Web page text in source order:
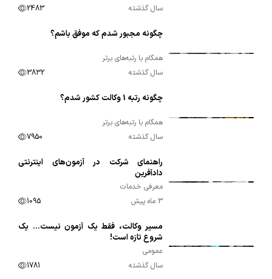
سال گذشته
2483
چگونه مجبور شدم که موفق باشم؟
همگام با رتبه‌های برتر
سال گذشته
3832
چگونه رتبه 1 وکالت کشور شدم؟
همگام با رتبه‌های برتر
سال گذشته
7950
راهنمای شرکت در آزمون‌های اینترنتی
دادآفرین
معرفی خدمات
3 ماه پیش
1095
مسیر وکالت، فقط یک آزمون نیست… یک
شروع تازه است!
عمومی
سال گذشته
1781